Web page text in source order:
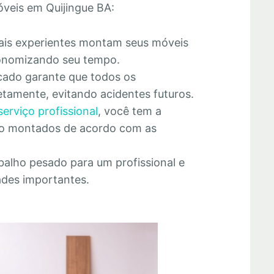
em Quijingue BA:
experientes montam seus móveis
seu tempo.
garante que todos os
evitando acidentes futuros.
profissional, você tem a
montados de acordo com as
pesado para um profissional e
importantes.